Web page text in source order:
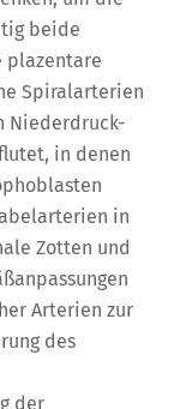
beide
plazentare
Spiralarterien
Niederdruck-
in denen
in
Zotten und
Arterien zur
des
der